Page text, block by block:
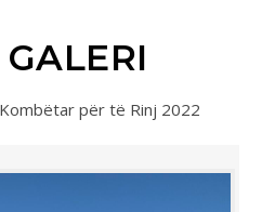
për të Rinj 2022